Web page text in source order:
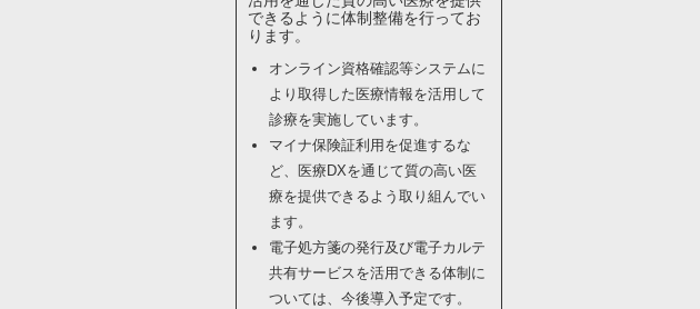
できるように体制整備を行ってお
ります。
オンライン資格確認等システムに
より取得した医療情報を活用して
診療を実施しています。
マイナ保険証利用を促進するな
ど、医療DXを通じて質の高い医
療を提供できるよう取り組んでい
ます。
電子処方箋の発行及び電子カルテ
共有サービスを活用できる体制に
ついては、今後導入予定です。